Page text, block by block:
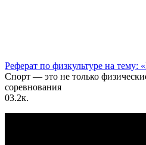
Реферат по физкультуре на тему:
Спорт — это не только
соревнования
03.2к.